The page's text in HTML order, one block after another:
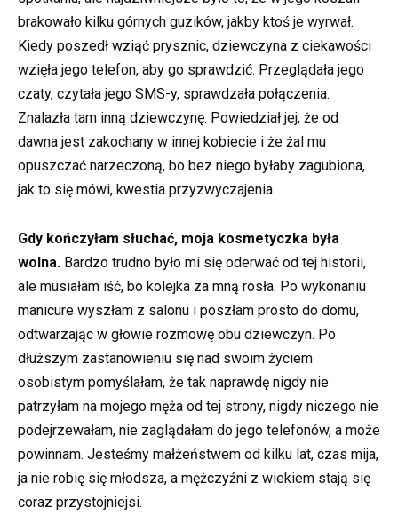
brakowało kilku górnych guzików, jakby ktoś je wyrwał.
Kiedy poszedł wziąć prysznic, dziewczyna z ciekawości
wzięła jego telefon, aby go sprawdzić. Przeglądała jego
czaty, czytała jego SMS-y, sprawdzała połączenia.
Znalazła tam inną dziewczynę. Powiedział jej, że od
dawna jest zakochany w innej kobiecie i że żal mu
opuszczać narzeczoną, bo bez niego byłaby zagubiona,
jak to się mówi, kwestia przyzwyczajenia.
Gdy kończyłam słuchać, moja kosmetyczka była
wolna. Bardzo trudno było mi się oderwać od tej historii,
ale musiałam iść, bo kolejka za mną rosła. Po wykonaniu
manicure wyszłam z salonu i poszłam prosto do domu,
odtwarzając w głowie rozmowę obu dziewczyn. Po
dłuższym zastanowieniu się nad swoim życiem
osobistym pomyślałam, że tak naprawdę nigdy nie
patrzyłam na mojego męża od tej strony, nigdy niczego nie
podejrzewałam, nie zaglądałam do jego telefonów, a może
powinnam. Jesteśmy małżeństwem od kilku lat, czas mija,
ja nie robię się młodsza, a mężczyźni z wiekiem stają się
coraz przystojniejsi.